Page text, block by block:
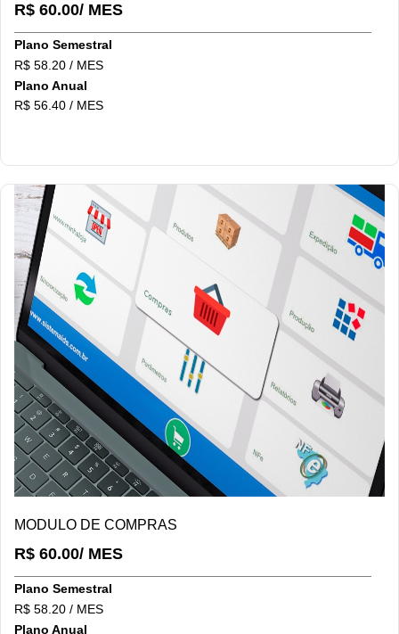
R$ 60.00/ MES
Plano Semestral
R$ 58.20 / MES
Plano Anual
R$ 56.40 / MES
DETALHES/COMPRAR
MODULO DE COMPRAS
R$ 60.00/ MES
Plano Semestral
R$ 58.20 / MES
Plano Anual